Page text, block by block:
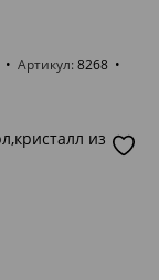
Артикул 8268